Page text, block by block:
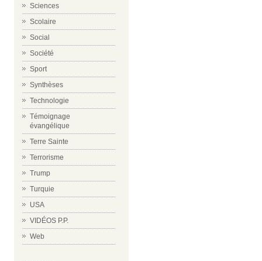
Sciences
Scolaire
Social
Société
Sport
Synthèses
Technologie
Témoignage
évangélique
Terre Sainte
Terrorisme
Trump
Turquie
USA
VIDÉOS P.P.
Web